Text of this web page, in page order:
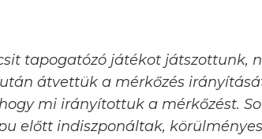
tapogatózó játékot játszottunk,
átvettük a mérkőzés
mi irányítottuk a mérkőzést.
előtt indiszponáltak,